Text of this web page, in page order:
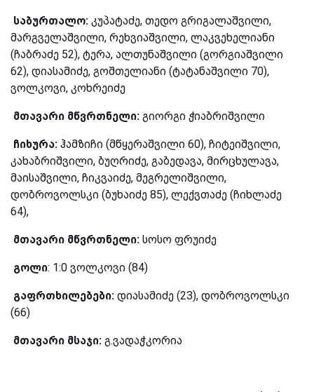
საბურთალო: კუპატაძე, თედო გრიგალაშვილი,
მარგველაშვილი, რეხვიაშვილი, ლაკვეხელიანი
(ჩაბრაძე 52), ტერა, ალთუნაშვილი (გორგიაშვილი
62), დიასამიძე, გოშთელიანი (ტატანაშვილი 70),
ვოლკოვი, კოხრეიძე
მთავარი მწვრთნელი: გიორგი ჭიაბრიშვილი
ჩიხურა: ჰამზიჩი (მწყერაშვილი 60), ჩიტეიშვილი,
კახაბრიშვილი, ბუღრიძე, გაბედავა, მირცხულავა,
მაისაშვილი, ჩიკვაიძე, მეგრელიშვილი,
დობროვოლსკი (ბუხაიძე 85), ლექვთაძე (ჩიხლაძე
64),
მთავარი მწვრთნელი: სოსო ფრუიძე
გოლი: 1:0 ვოლკოვი (84)
გაფრთხილებები: დიასამიძე (23), დობროვოლსკი
(66)
მთავარი მსაჯი: გ.ვადაჭკორია